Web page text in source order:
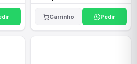
Carrinho Pedir